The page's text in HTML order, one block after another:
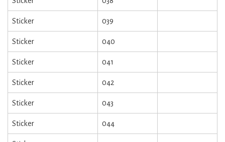
Sticker 039
Sticker 040
Sticker 041
Sticker 042
Sticker 043
Sticker 044